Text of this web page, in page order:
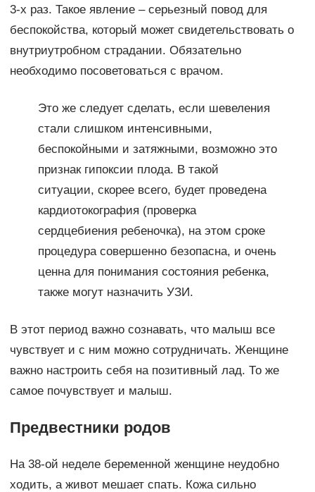
3-х раз. Такое явление – серьезный повод для
беспокойства, который может свидетельствовать о
внутриутробном страдании. Обязательно
необходимо посоветоваться с врачом.
Это же следует сделать, если шевеления
стали слишком интенсивными,
беспокойными и затяжными, возможно это
признак гипоксии плода. В такой
ситуации, скорее всего, будет проведена
кардиотокография (проверка
сердцебиения ребеночка), на этом сроке
процедура совершенно безопасна, и очень
ценна для понимания состояния ребенка,
также могут назначить УЗИ.
В этот период важно сознавать, что малыш все
чувствует и с ним можно сотрудничать. Женщине
важно настроить себя на позитивный лад. То же
самое почувствует и малыш.
Предвестники родов
На 38-ой неделе беременной женщине неудобно
ходить, а живот мешает спать. Кожа сильно